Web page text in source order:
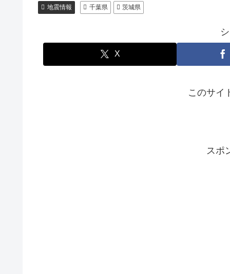
地震情報 千葉県 茨城県
X
このサイ
スポ